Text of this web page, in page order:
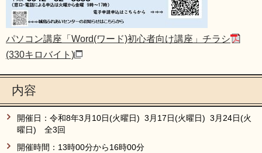
パソコン講座「Word(ワード)初心者向け講座」チラシ
(330キロバイト)
内容
開催日：令和8年3月10日(火曜日) 3月17日(火曜日) 3月24日(火
曜日) 全3回
開催時間：13時00分から16時00分